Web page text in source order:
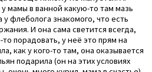
мамы в ванной какую-то там мазь
флеболога знакомого, что есть
И она сама светится всегда,
порадовать, у неё это прям на
как у кого-то там, она оказывается
подарила (он на этих условиях